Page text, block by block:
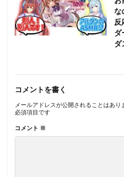
な
反
ダ
ダ
コメントを書く
メールアドレスが公開されることはあり
必須項目です
コメント ※